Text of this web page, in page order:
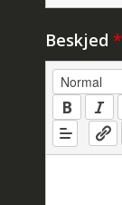
Beskjed *